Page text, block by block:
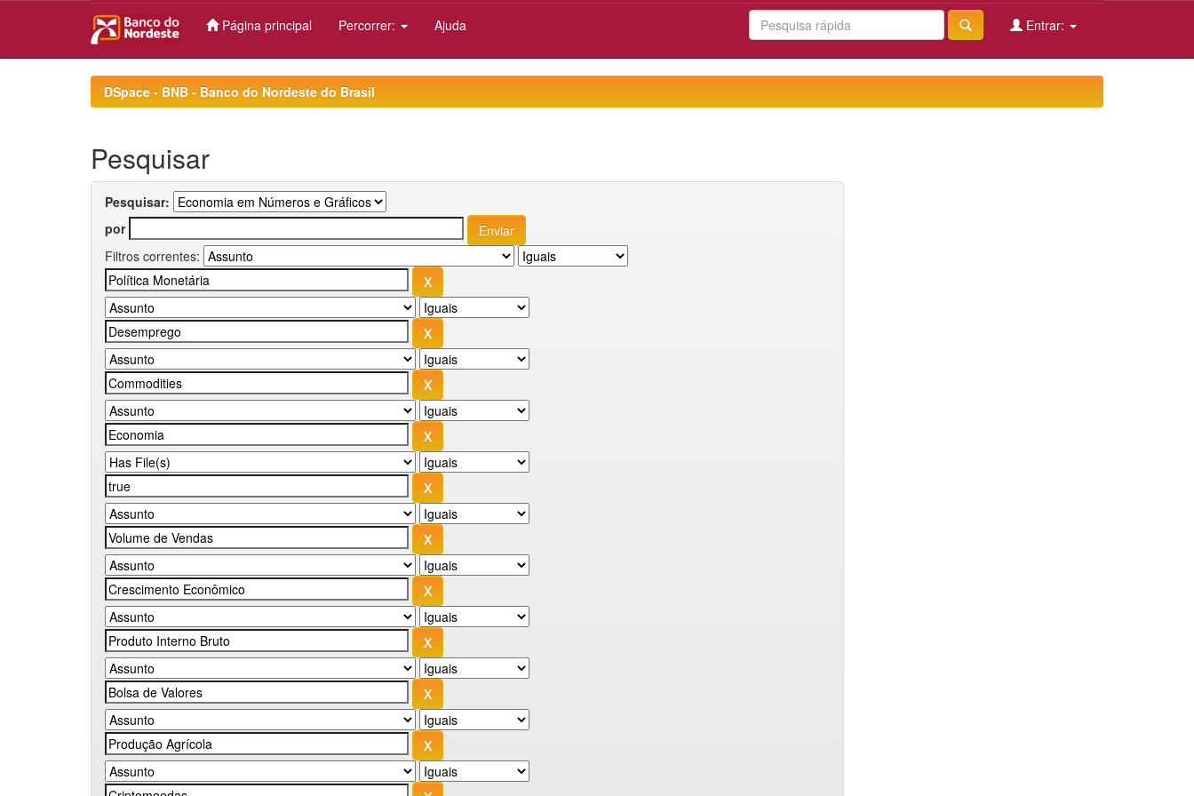
Página principal Percorrer: Ajuda Entrar:
DSpace - BNB - Banco do Nordeste do Brasil
Pesquisar
Pesquisar:
por
Filtros correntes: